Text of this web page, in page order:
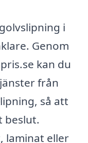
i
Genom
kan du
från
så att
beslut.
laminat eller